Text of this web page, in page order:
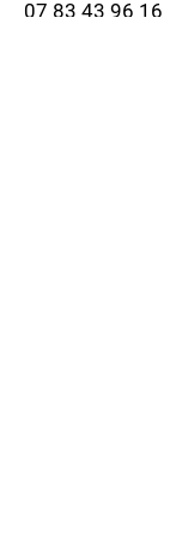
07 83 43 96 16